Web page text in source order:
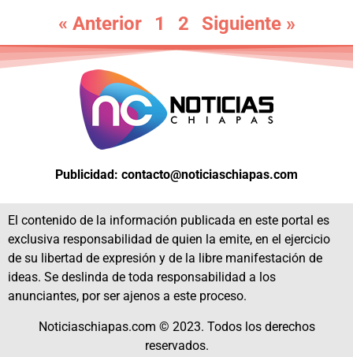
« Anterior 1 2 Siguiente »
Publicidad: contacto@noticiaschiapas.com
El contenido de la información publicada en este portal es
exclusiva responsabilidad de quien la emite, en el ejercicio
de su libertad de expresión y de la libre manifestación de
ideas. Se deslinda de toda responsabilidad a los
anunciantes, por ser ajenos a este proceso.
Noticiaschiapas.com © 2023. Todos los derechos
reservados.